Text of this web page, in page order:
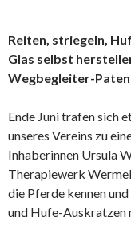
Reiten, striegeln,
Glas selbst
Wegbegleiter-
Ende Juni trafen sich
unseres Vereins zu
Inhaberinnen Ursula
Therapiewerk
die Pferde kennen
und Hufe-Auskratzen